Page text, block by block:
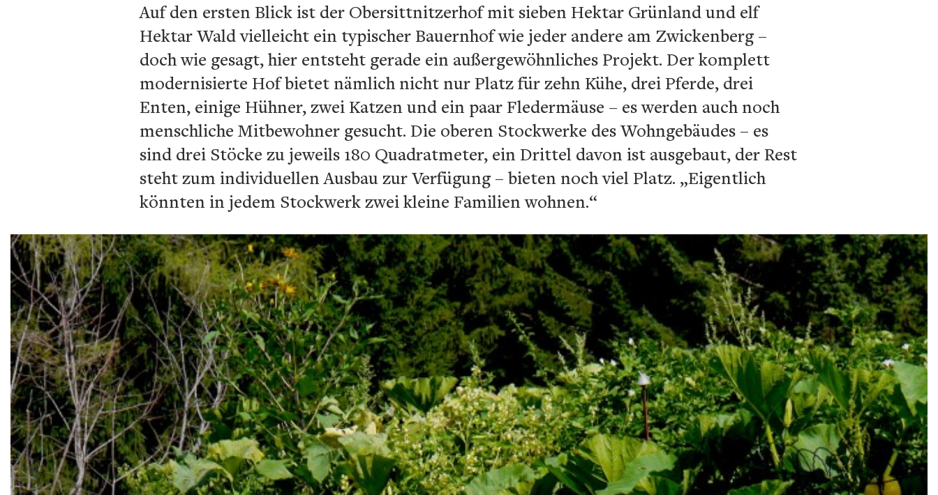
Auf den ersten Blick ist der Obersittnitzerhof mit sieben Hektar Grünland und elf
Hektar Wald vielleicht ein typischer Bauernhof wie jeder andere am Zwickenberg –
doch wie gesagt, hier entsteht gerade ein außergewöhnliches Projekt. Der komplett
modernisierte Hof bietet nämlich nicht nur Platz für zehn Kühe, drei Pferde, drei
Enten, einige Hühner, zwei Katzen und ein paar Fledermäuse – es werden auch noch
menschliche Mitbewohner gesucht. Die oberen Stockwerke des Wohngebäudes – es
sind drei Stöcke zu jeweils 180 Quadratmeter, ein Drittel davon ist ausgebaut, der Rest
steht zum individuellen Ausbau zur Verfügung – bieten noch viel Platz. „Eigentlich
könnten in jedem Stockwerk zwei kleine Familien wohnen.“